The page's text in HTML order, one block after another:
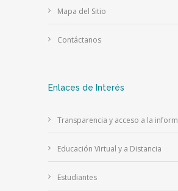
Mapa del Sitio
Contáctanos
Enlaces de Interés
Transparencia y acceso a la
Educación Virtual y a Distancia
Estudiantes